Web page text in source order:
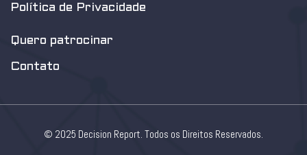
Política de Privacidade
Quero patrocinar
Contato
© 2025 Decision Report. Todos os Direitos Reservados.